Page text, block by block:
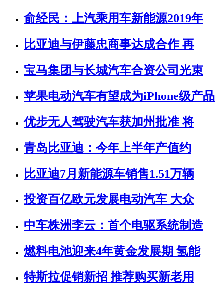
俞经民：上汽乘用车新能源2019年
比亚迪与伊藤忠商事达成合作 再
宝马集团与长城汽车合资公司光束
苹果电动汽车有望成为iPhone级产品
优步无人驾驶汽车获加州批准 将
青岛比亚迪：今年上半年产值约
比亚迪7月新能源车销售1.51万辆
投资百亿欧元发展电动汽车 大众
中车株洲李云：首个电驱系统制造
燃料电池迎来4年黄金发展期 氢能
特斯拉促销新招 推荐购买新老用